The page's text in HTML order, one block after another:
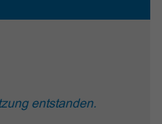
entstanden.